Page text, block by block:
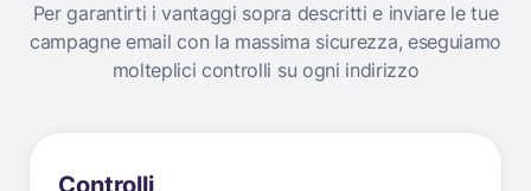
Per garantirti i vantaggi sopra descritti e inviare le tue
campagne email con la massima sicurezza, eseguiamo
molteplici controlli su ogni indirizzo
Controlli